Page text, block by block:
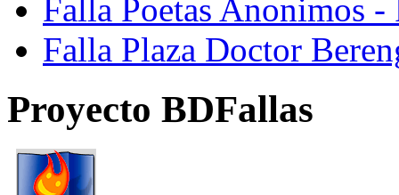
Falla Poetas Anonimos
Falla Plaza Doctor
Proyecto BDFallas